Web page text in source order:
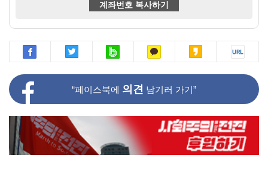
계좌번호 복사하기
“페이스북에 의견 남기러 가기”